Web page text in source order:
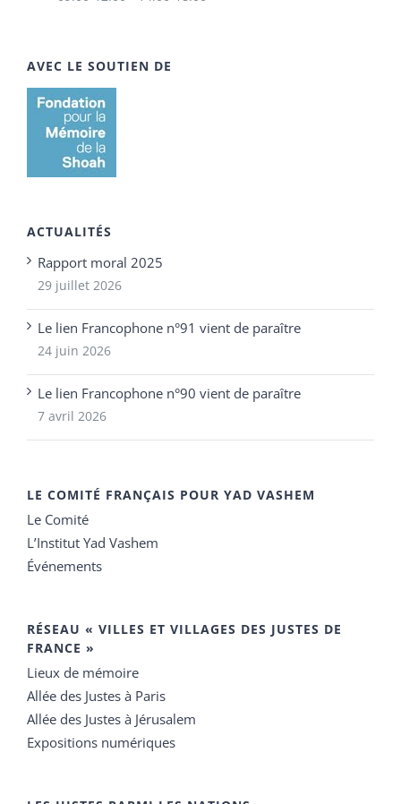
AVEC LE SOUTIEN DE
ACTUALITÉS
Rapport moral 2025
29 juillet 2026
Le lien Francophone n°91 vient de paraître
24 juin 2026
Le lien Francophone n°90 vient de paraître
7 avril 2026
LE COMITÉ FRANÇAIS POUR YAD VASHEM
Le Comité
L’Institut Yad Vashem
Événements
RÉSEAU « VILLES ET VILLAGES DES JUSTES DE
FRANCE »
Lieux de mémoire
Allée des Justes à Paris
Allée des Justes à Jérusalem
Expositions numériques